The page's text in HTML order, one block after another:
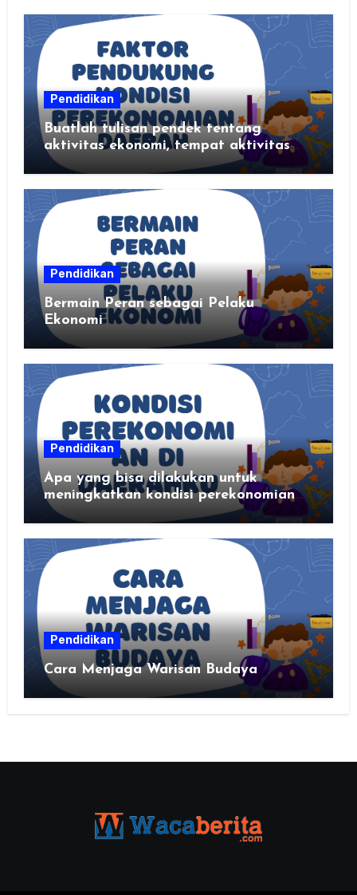
Pendidikan
Buatlah tulisan pendek tentang
aktivitas ekonomi, tempat aktivitas
ekonomi, dan hasil produksi daerah
kalian
Pendidikan
Bermain Peran sebagai Pelaku
Ekonomi
Pendidikan
Apa yang bisa dilakukan untuk
meningkatkan kondisi perekonomian
daerahku?
Pendidikan
Cara Menjaga Warisan Budaya